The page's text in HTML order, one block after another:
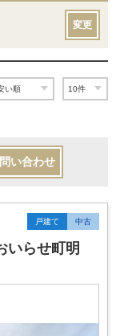
変更
い合わせ
戸建て 中古
らせ町明